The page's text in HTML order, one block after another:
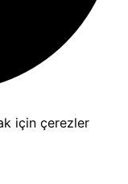
için çerezler